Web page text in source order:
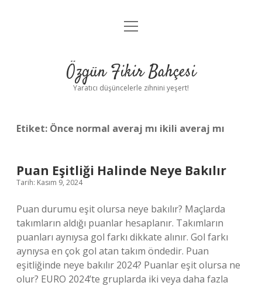
Anasayfa
Yasal Uyarı
menüyü
Özgün Fikir Bahçesi
Yaratıcı düşüncelerle zihnini yeşert!
Etiket: Önce normal averaj mı ikili averaj mı
Puan Eşitliği Halinde Neye Bakılır
Tarih: Kasım 9, 2024
Puan durumu eşit olursa neye bakılır? Maçlarda
takımların aldığı puanlar hesaplanır. Takımların
puanları aynıysa gol farkı dikkate alınır. Gol farkı
aynıysa en çok gol atan takım öndedir. Puan
eşitliğinde neye bakılır 2024? Puanlar eşit olursa ne
olur? EURO 2024’te gruplarda iki veya daha fazla